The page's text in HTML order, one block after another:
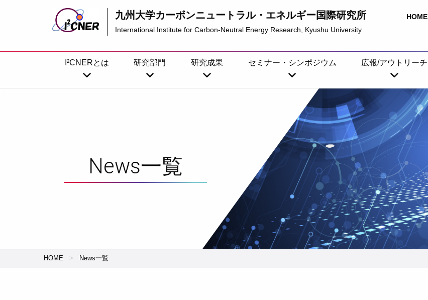
九州大学カーボンニュートラル・エネルギー国際研究所
International Institute for Carbon-Neutral Energy Research, Kyushu University
HOME
I²CNERとは 研究部門 研究成果 セミナー・シンポジウム 広報/アウトリーチ
News一覧
HOME News一覧